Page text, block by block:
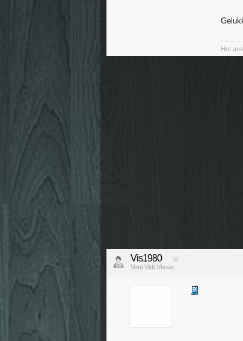
Het
Vis1980
Veni Vidi Vissie